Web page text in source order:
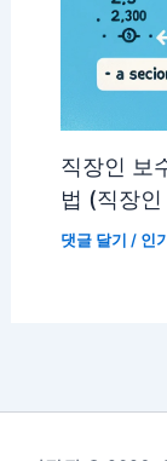
직장인 보
법 (직장
댓글 달기 / 인